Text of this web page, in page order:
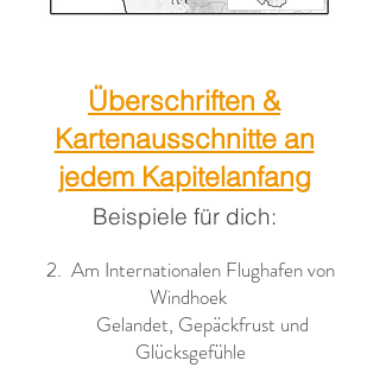
Überschriften &
Kartenausschnitte an
jedem Kapitelanfang
Beispiele für dich:
2. Am Internationalen Flughafen von
Windhoek
Gelandet, Gepäckfrust und
Glücksgefühle